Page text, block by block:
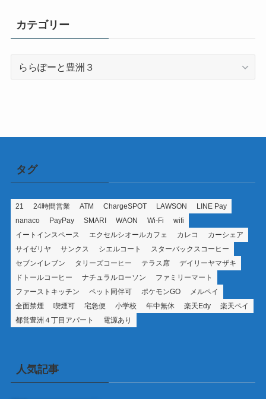
カテゴリー
タグ
21 24時間営業 ATM ChargeSPOT LAWSON
LINE Pay
nanaco
PayPay SMARI WAON Wi-Fi
wifi
イートインスペース
エクセルシオールカフェ カレコ
カーシェア
サイゼリヤ
サンクス シエルコート
スターバックスコーヒー
セブンイレブン
タリーズコーヒー テラス席
デイリーヤマザキ
ドトールコーヒー
ナチュラルローソン
ファミリーマート
ファーストキッチン
ペット同伴可 ポケモンGO
メルペイ
全面禁煙
喫煙可 宅急便 小学校 年中無休 楽天Edy
楽天ペイ
都営豊洲４丁目アパート
電源あり
人気記事